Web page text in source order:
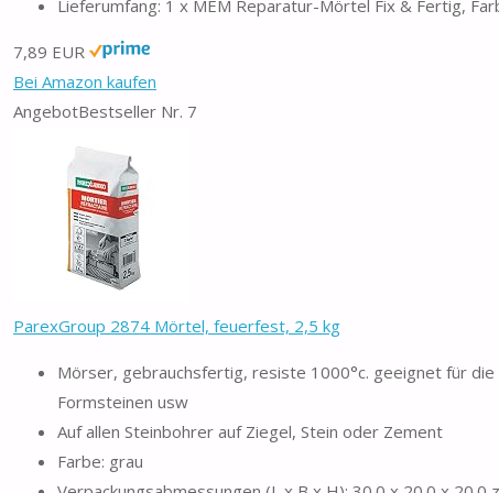
Lieferumfang: 1 x MEM Reparatur-Mörtel Fix & Fertig,
7,89 EUR
Bei Amazon kaufen
AngebotBestseller Nr. 7
ParexGroup 2874 Mörtel, feuerfest, 2,5 kg
Mörser, gebrauchsfertig, resiste 1000°c. geeignet für
Formsteinen usw
Auf allen Steinbohrer auf Ziegel, Stein oder Zement
Farbe: grau